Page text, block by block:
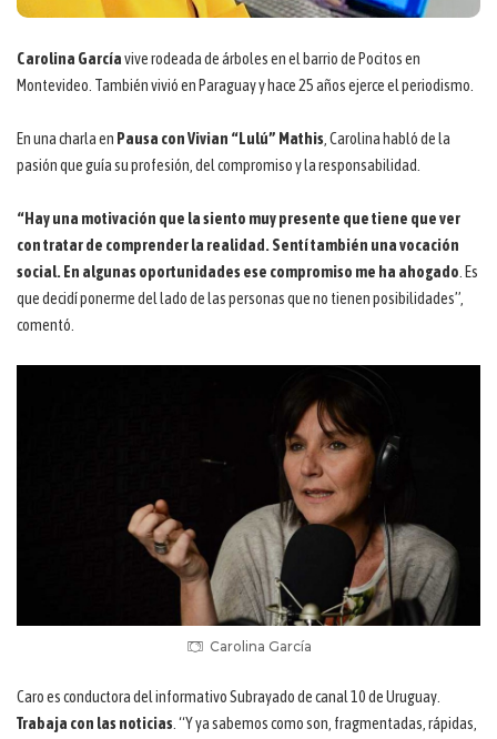
Carolina Garcíavive rodeada de árboles en el barrio de Pocitos en
Montevideo. También vivió en Paraguay y hace 25 años ejerce el periodismo.
En una charla en Pausa con Vivian “Lulú” Mathis , Carolina habló de la
pasión que guía su profesión, del compromiso y la responsabilidad.
“Hay una motivación que la siento muy presente que tiene que ver
con tratar de comprender la realidad. Sentí también una vocación
social. En algunas oportunidades ese compromiso me ha ahogado . Es
que decidí ponerme del lado de las personas que no tienen posibilidades”,
comentó.
Carolina García
Caro es conductora del informativo Subrayado de canal 10 de Uruguay.
Trabaja con las noticias . “Y ya sabemos como son, fragmentadas, rápidas,